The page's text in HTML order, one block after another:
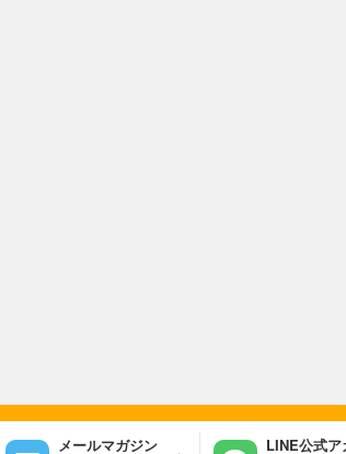
メールマガジン LINE公式ア